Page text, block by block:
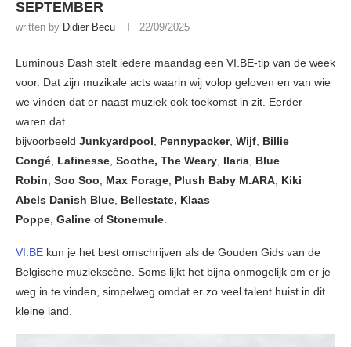
SEPTEMBER
written by Didier Becu 22/09/2025
Luminous Dash stelt iedere maandag een VI.BE-tip van de week
voor. Dat zijn muzikale acts waarin wij volop geloven en van wie
we vinden dat er naast muziek ook toekomst in zit. Eerder
waren dat
bijvoorbeeld Junkyardpool, Pennypacker, Wijf, Billie
Congé, Lafinesse, Soothe, The Weary, Ilaria, Blue
Robin, Soo Soo, Max Forage, Plush Baby M.ARA, Kiki
Abels Danish Blue, Bellestate, Klaas
Poppe, Galine of Stonemule.
VI.BE kun je het best omschrijven als de Gouden Gids van de
Belgische muziekscène. Soms lijkt het bijna onmogelijk om er je
weg in te vinden, simpelweg omdat er zo veel talent huist in dit
kleine land.